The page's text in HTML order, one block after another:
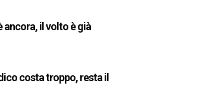
ancora, il volto è già
costa troppo, resta il